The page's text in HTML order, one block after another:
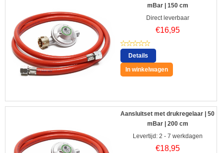
mBar | 150 cm
Direct leverbaar
€16,95
Details
In winkelwagen
Aansluitset met drukregelaar | 50
mBar | 200 cm
Levertijd: 2 - 7 werkdagen
€18,95